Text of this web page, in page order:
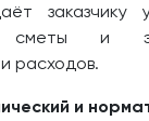
заказчику
сметы и
расходов.
и